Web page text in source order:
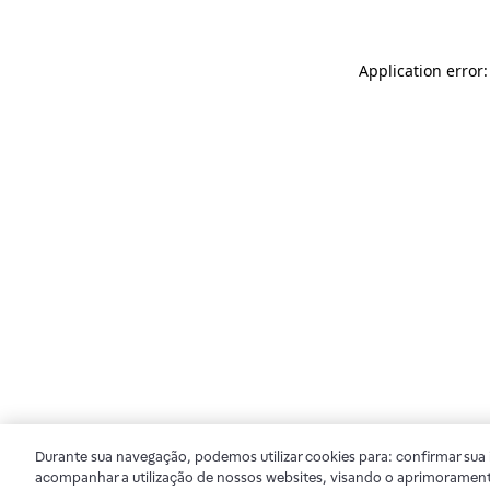
Application
Durante sua navegação, podemos utilizar cookies para: confirmar
acompanhar a utilização de nossos websites, visando o